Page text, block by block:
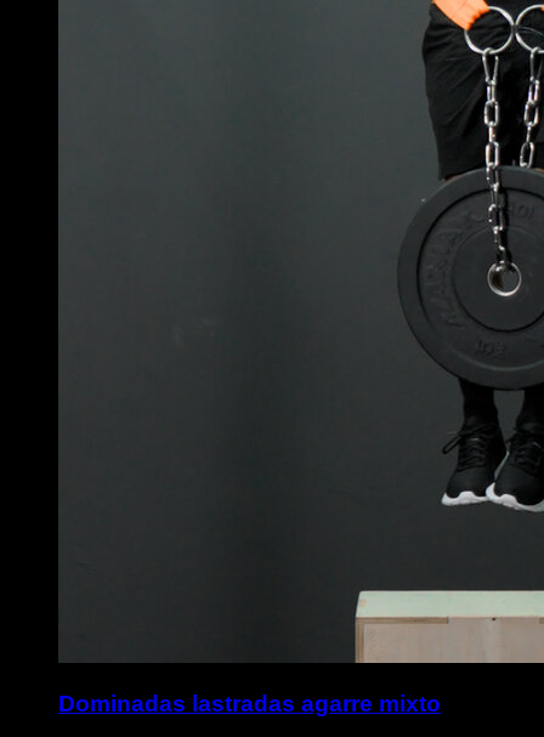
Dominadas lastradas agarre mixto